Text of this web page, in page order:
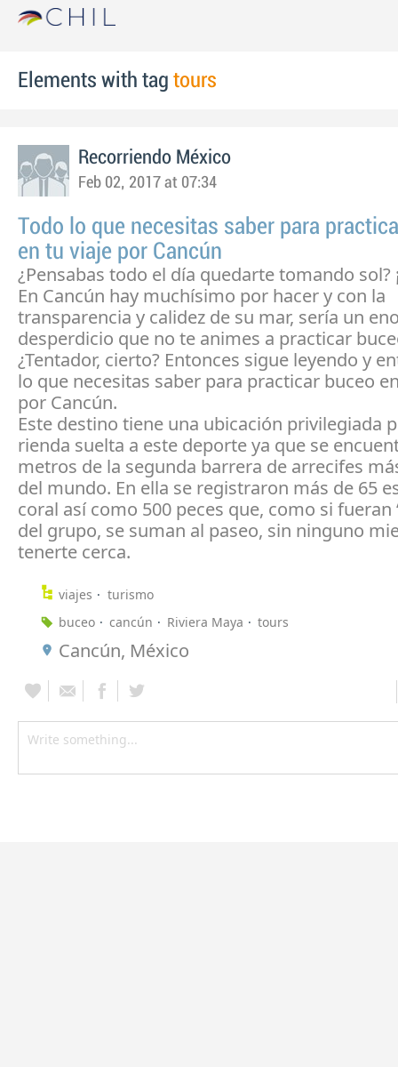
Elements with tag tours
Recorriendo México
Feb 02, 2017 at 07:34
Todo lo que necesitas saber para
en tu viaje por Cancún
¿Pensabas todo el día quedarte tomando sol?
En Cancún hay muchísimo por hacer y con la
transparencia y calidez de su mar, sería un
desperdicio que no te animes a practicar
¿Tentador, cierto? Entonces sigue leyendo y
lo que necesitas saber para practicar buceo
por Cancún.
Este destino tiene una ubicación privilegiada
rienda suelta a este deporte ya que se
metros de la segunda barrera de arrecifes
del mundo. En ella se registraron más de 65
coral así como 500 peces que, como si fueran
del grupo, se suman al paseo, sin ninguno
tenerte cerca.
viajes
turismo
buceo
cancún Riviera Maya tours
Cancún, México